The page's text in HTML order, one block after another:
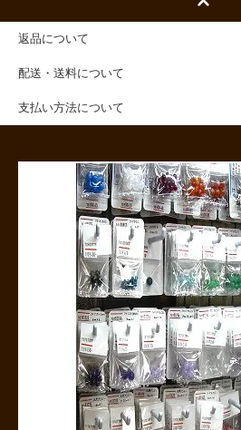
返品について
配送・送料について
支払い方法について